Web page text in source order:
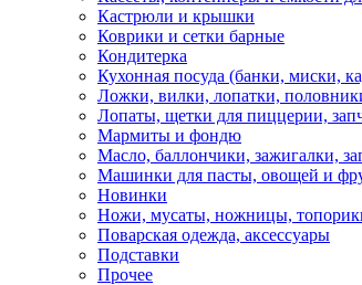
Кастрюли и крышки
Коврики и сетки барные
Кондитерка
Кухонная посуда (банки, миски,
Ложки, вилки, лопатки,
Лопаты, щетки для пиццерии,
Мармиты и фондю
Масло, баллончики, зажигалки,
Машинки для пасты, овощей и
Новинки
Ножи, мусаты, ножницы,
Поварская одежда, аксессуары
Подставки
Прочее